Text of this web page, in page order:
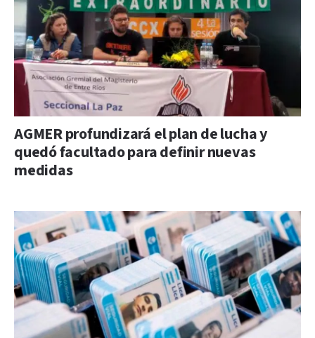
AGMER profundizará el plan de lucha y
quedó facultado para definir nuevas
medidas